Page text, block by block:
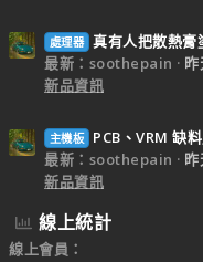
處理器 真有人把散熱膏
最新：soothepain
新品資訊
主機板
PCB、VRM 缺
最新：soothepain
新品資訊
線上統計
線上會員